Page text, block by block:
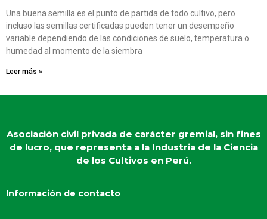
Una buena semilla es el punto de partida de todo cultivo, pero
incluso las semillas certificadas pueden tener un desempeño
variable dependiendo de las condiciones de suelo, temperatura o
humedad al momento de la siembra
Leer más »
Asociación civil privada de carácter gremial, sin fines
de lucro, que representa a la Industria de la Ciencia
de los Cultivos en Perú.
Información de contacto